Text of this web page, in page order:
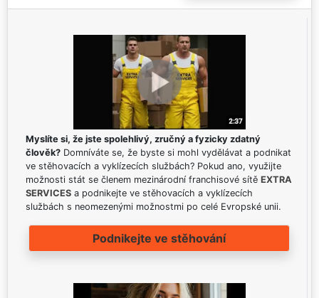
Myslíte si, že jste spolehlivý, zručný a fyzicky zdatný
člověk? Domníváte se, že byste si mohl vydělávat a podnikat
ve stěhovacích a vyklízecích službách? Pokud ano, využijte
možnosti stát se členem mezinárodní franchisové sítě EXTRA
SERVICES a podnikejte ve stěhovacích a vyklízecích
službách s neomezenými možnostmi po celé Evropské unii.
Podnikejte ve stěhování